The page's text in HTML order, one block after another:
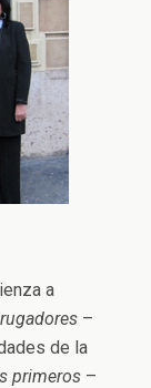
a
–
de la
primeros –